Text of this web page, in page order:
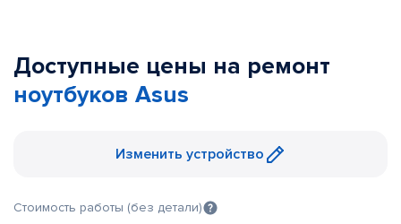
Доступные цены на ремонт
ноутбуков Asus
Изменить устройство
Стоимость работы (без детали)